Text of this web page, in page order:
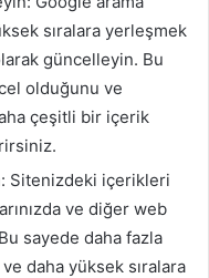
sıralara yerleşmek
güncelleyin. Bu
olduğunu ve
çeşitli bir içerik
Sitenizdeki içerikleri
ve diğer web
sayede daha fazla
daha yüksek sıralara